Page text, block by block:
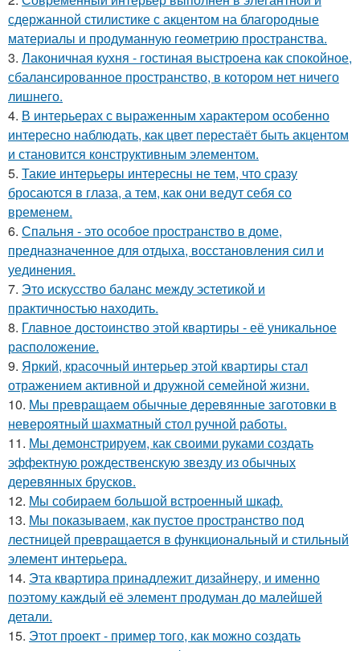
сдержанной стилистике с акцентом на благородные
материалы и продуманную геометрию пространства.
3. Лаконичная кухня - гостиная выстроена как спокойное,
сбалансированное пространство, в котором нет ничего
лишнего.
4. В интерьерах с выраженным характером особенно
интересно наблюдать, как цвет перестаёт быть акцентом
и становится конструктивным элементом.
5. Такие интерьеры интересны не тем, что сразу
бросаются в глаза, а тем, как они ведут себя со
временем.
6. Спальня - это особое пространство в доме,
предназначенное для отдыха, восстановления сил и
уединения.
7. Это искусство баланс между эстетикой и
практичностью находить.
8. Главное достоинство этой квартиры - её уникальное
расположение.
9. Яркий, красочный интерьер этой квартиры стал
отражением активной и дружной семейной жизни.
10. Мы превращаем обычные деревянные заготовки в
невероятный шахматный стол ручной работы.
11. Мы демонстрируем, как своими руками создать
эффектную рождественскую звезду из обычных
деревянных брусков.
12. Мы собираем большой встроенный шкаф.
13. Мы показываем, как пустое пространство под
лестницей превращается в функциональный и стильный
элемент интерьера.
14. Эта квартира принадлежит дизайнеру, и именно
поэтому каждый её элемент продуман до малейшей
детали.
15. Этот проект - пример того, как можно создать